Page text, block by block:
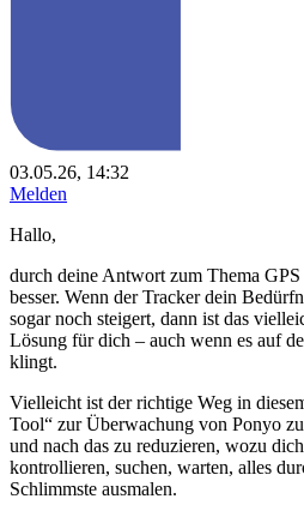
03.05.26, 14:32
Melden
Hallo,
durch deine Antwort zum Thema GPS
besser. Wenn der Tracker dein
sogar noch steigert, dann ist das
Lösung für dich – auch wenn es auf
klingt.
Vielleicht ist der richtige Weg in
Tool“ zur Überwachung von Ponyo
und nach das zu reduzieren, wozu
kontrollieren, suchen, warten, alles
Schlimmste ausmalen.